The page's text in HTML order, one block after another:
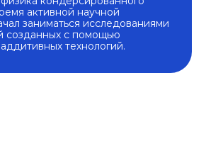
активной научной
заниматься исследованиями
созданных с помощью
технологий.